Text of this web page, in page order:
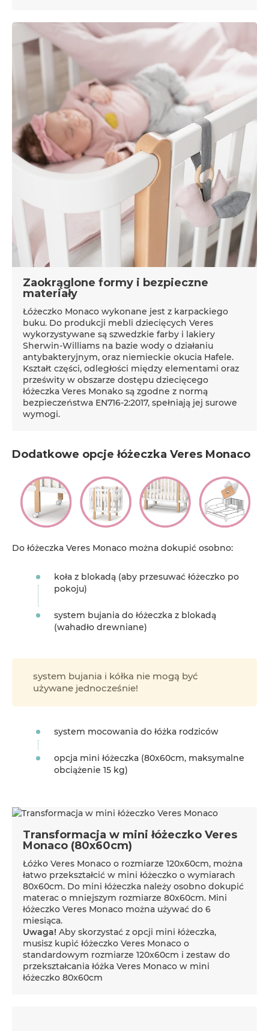
Zaokrąglone formy i bezpieczne
materiały
Łóżeczko Monaco wykonane jest z karpackiego
buku. Do produkcji mebli dziecięcych Veres
wykorzystywane są szwedzkie farby i lakiery
Sherwin-Williams na bazie wody o działaniu
antybakteryjnym, oraz niemieckie okucia Hafele.
Kształt części, odległości między elementami oraz
prześwity w obszarze dostępu dziecięcego
łóżeczka Veres Monako są zgodne z normą
bezpieczeństwa EN716-2:2017, spełniają jej surowe
wymogi.
Dodatkowe opcje łóżeczka Veres Monaco
Do łóżeczka Veres Monaco można dokupić osobno:
koła z blokadą (aby przesuwać łóżeczko po
pokoju)
system bujania do łóżeczka z blokadą
(wahadło drewniane)
system bujania i kółka nie mogą być
używane jednocześnie!
system mocowania do łóżka rodziców
opcja mini łóżeczka (80x60cm, maksymalne
obciążenie 15 kg)
Transformacja w mini łóżeczko Veres
Monaco (80x60cm)
Łóżko Veres Monaco o rozmiarze 120x60cm, można
łatwo przekształcić w mini łóżeczko o wymiarach
80x60cm. Do mini łóżeczka należy osobno dokupić
materac o mniejszym rozmiarze 80x60cm. Mini
łóżeczko Veres Monaco można używać do 6
miesiąca.
Uwaga! Aby skorzystać z opcji mini łóżeczka,
musisz kupić łóżeczko Veres Monaco o
standardowym rozmiarze 120x60cm i zestaw do
przekształcania łóżka Veres Monaco w mini
łóżeczko 80x60cm